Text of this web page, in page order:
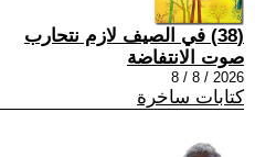
(38) في الصيف لازم نتحارب
صوت الانتفاضة
2026 / 8 / 8
كتابات ساخرة